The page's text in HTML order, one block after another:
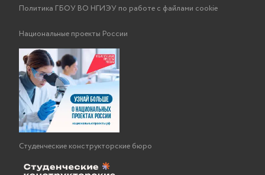
Политика ГБОУ ВО НГИЭУ по работе с файлами cookie
Национальные проекты России
Студенческие конструкторские бюро